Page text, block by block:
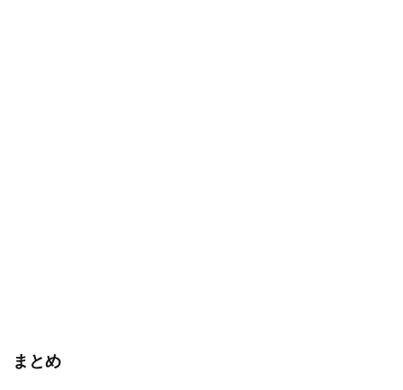
まとめ